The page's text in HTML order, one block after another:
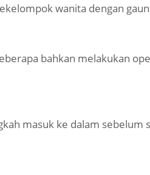
wanita dengan
bahkan melakukan
masuk ke dalam sebelum